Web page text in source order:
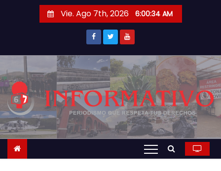
r
a
c
o
t
Vie. Ago 7th, 2026 6:00:35 AM